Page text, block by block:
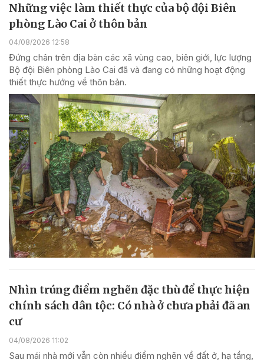
Những việc làm thiết thực của bộ đội Biên
phòng Lào Cai ở thôn bản
04/08/2026 12:58
Đứng chân trên địa bàn các xã vùng cao, biên giới, lực lượng
Bộ đội Biên phòng Lào Cai đã và đang có những hoạt động
thiết thực hướng về thôn bản.
Nhìn trúng điểm nghẽn đặc thù để thực hiện
chính sách dân tộc: Có nhà ở chưa phải đã an
cư
04/08/2026 11:02
Sau mái nhà mới vẫn còn nhiều điểm nghẽn về đất ở, hạ tầng,